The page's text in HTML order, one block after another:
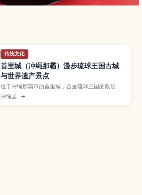
传统文化
首里城（冲绳那霸）漫步琉球王国古城
与世界遗产景点
位于冲绳那霸市的首里城，曾是琉球王国的政治与
文化中心，如今被列入世界遗产，是到冲绳必访的
人气景点。文章介绍守礼门、正殿遗址、园比屋武
冲绳县 →